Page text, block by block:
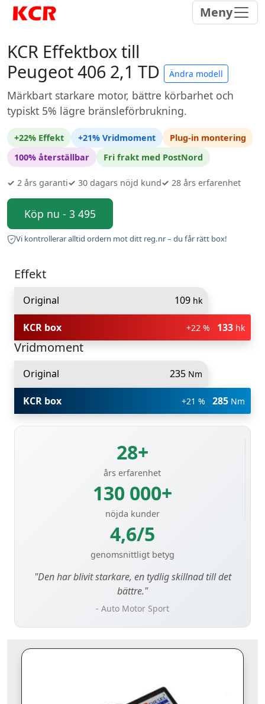
Meny
KCR Effektbox till
Peugeot 406 2,1 TD
Ändra modell
Märkbart starkare motor, bättre körbarhet och
typiskt 5% lägre bränsleförbrukning.
+22% Effekt +21% Vridmoment
Plug-in montering
100% återställbar
Fri frakt med PostNord
✓ 2 års garanti✓ 30 dagars nöjd kund✓ 28 års erfarenhet
Köp nu - 3 495
Vi kontrollerar alltid ordern mot ditt reg.nr – du får rätt box!
Effekt
Original 109 hk
KCR box +22 % 133 hk
Vridmoment
Original 235 Nm
KCR box +21 % 285 Nm
28+
års erfarenhet
130 000+
nöjda kunder
4,6/5
genomsnittligt betyg
"Den har blivit starkare, en tydlig skillnad till det
bättre."
- Auto Motor Sport